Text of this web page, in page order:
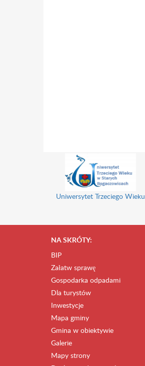
Uniwersytet Trzeciego Wieku
NA SKRÓTY:
BIP
Załatw sprawę
Gospodarka odpadami
Dla turystów
Inwestycje
Mapa gminy
Gmina w obiektywie
Galerie
Mapy strony